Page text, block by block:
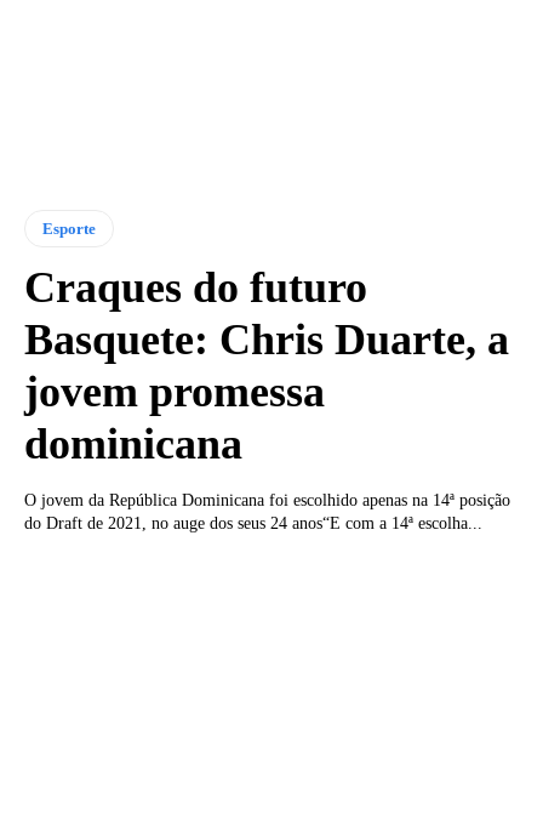
Esporte
Craques do futuro
Basquete: Chris Duarte, a
jovem promessa
dominicana
O jovem da República Dominicana foi escolhido apenas na 14ª posição
do Draft de 2021, no auge dos seus 24 anos“E com a 14ª escolha...